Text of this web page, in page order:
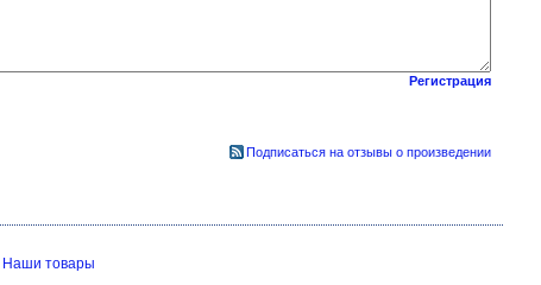
Регистрация
Подписаться на отзывы о произведении
Наши товары